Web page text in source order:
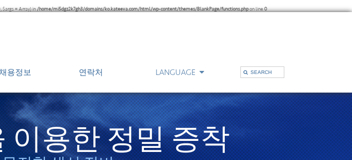
$args = Array) in/home/mi5dgz2k7gh3/domains/ko.kateeva.com/html/wp-content/themes/BlankPage/functions.phpon line0
LANGUAGE
용정보 연락처
각 지역 사무소
서비스 & 기술지원
이용한 정밀 증착